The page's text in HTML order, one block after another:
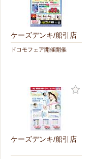
ケーズデンキ/船引店
ドコモフェア開催開催
ケーズデンキ/船引店